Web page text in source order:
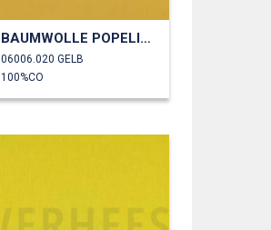
BAUMWOLLE POPELINE
06006.020 GELB
100%CO